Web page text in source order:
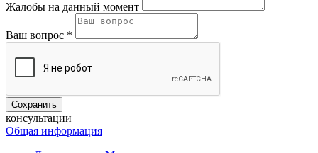
Жалобы на данный момент
Ваш вопрос *
консультации
Общая информация